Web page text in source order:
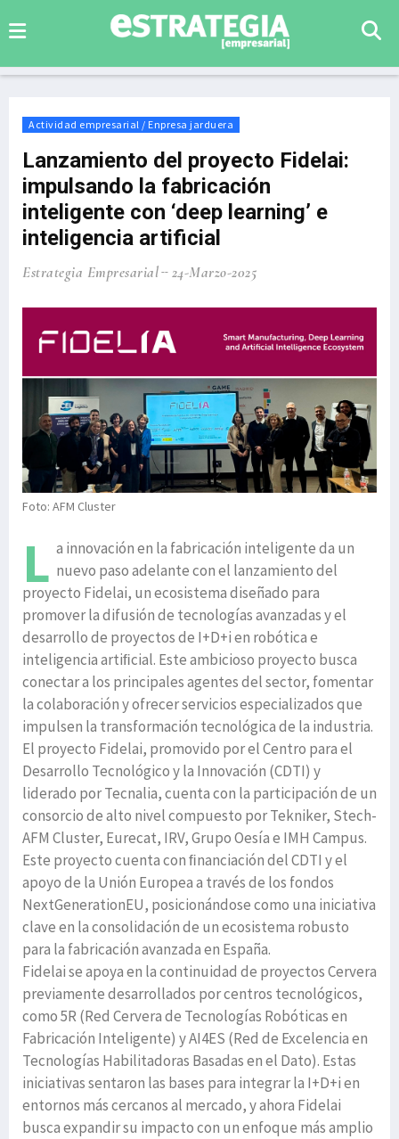
Actividad empresarial / Enpresa jarduera
Lanzamiento del proyecto Fidelai:
impulsando la fabricación
inteligente con ‘deep learning’ e
inteligencia artificial
Estrategia Empresarial 24-Marzo-2025
Foto: AFM Cluster
L a innovación en la fabricación inteligente da un
nuevo paso adelante con el lanzamiento del
proyecto Fidelai, un ecosistema diseñado para
promover la difusión de tecnologías avanzadas y el
desarrollo de proyectos de I+D+i en robótica e
inteligencia artiﬁcial. Este ambicioso proyecto busca
conectar a los principales agentes del sector, fomentar
la colaboración y ofrecer servicios especializados que
impulsen la transformación tecnológica de la industria.
El proyecto Fidelai, promovido por el Centro para el
Desarrollo Tecnológico y la Innovación (CDTI) y
liderado por Tecnalia, cuenta con la participación de un
consorcio de alto nivel compuesto por Tekniker, Stech-
AFM Cluster, Eurecat, IRV, Grupo Oesía e IMH Campus.
Este proyecto cuenta con ﬁnanciación del CDTI y el
apoyo de la Unión Europea a través de los fondos
NextGenerationEU, posicionándose como una iniciativa
clave en la consolidación de un ecosistema robusto
para la fabricación avanzada en España.
Fidelai se apoya en la continuidad de proyectos Cervera
previamente desarrollados por centros tecnológicos,
como 5R (Red Cervera de Tecnologías Robóticas en
Fabricación Inteligente) y AI4ES (Red de Excelencia en
Tecnologías Habilitadoras Basadas en el Dato). Estas
iniciativas sentaron las bases para integrar la I+D+i en
entornos más cercanos al mercado, y ahora Fidelai
busca expandir su impacto con un enfoque más amplio